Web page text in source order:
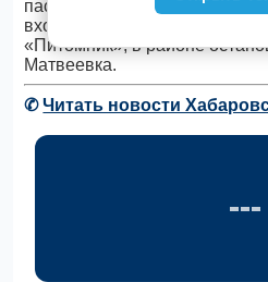
пассажиров: на площадке
входом на городское
«Питомник», в районе
Матвеевка.
✆Читать новости